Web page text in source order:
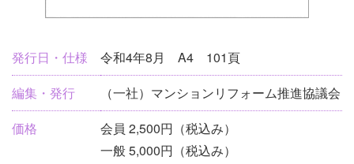
刊
行
物
情
報
発行日・仕様
令和4年8月 A4 101頁
編集・発行
（一社）マンションリフォーム推進協議会
価格
会員 2,500円（税込み）
一般 5,000円（税込み）